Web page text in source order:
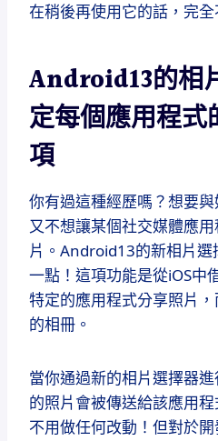
在稍後再使用它的話，完全
Android13的相
定每個應用程式
項
你有過這種經歷嗎？想要
又不想讓某個社交媒體應
片。Android13的新相片選
一點！這項功能是從iOS中
特定的應用程式分享照片
的相冊。
當你通過新的相片選擇器
的照片會被傳送給該應用
不用做任何改動！但對於